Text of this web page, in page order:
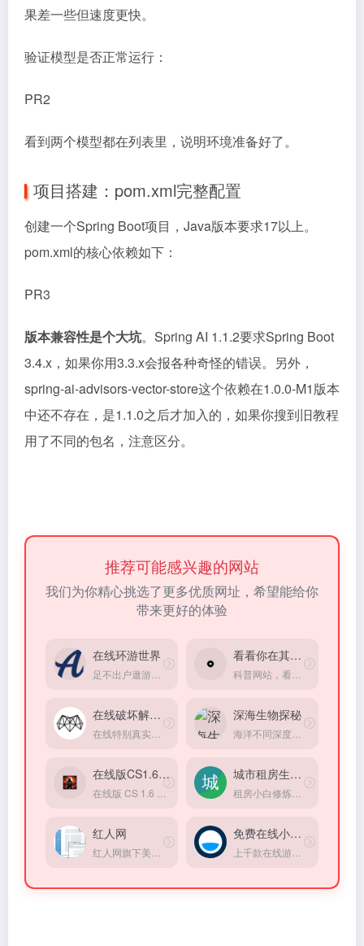
果差一些但速度更快。
验证模型是否正常运行：
PR2
看到两个模型都在列表里，说明环境准备好了。
项目搭建：pom.xml完整配置
创建一个Spring Boot项目，Java版本要求17以上。
pom.xml的核心依赖如下：
PR3
版本兼容性是个大坑。Spring AI 1.1.2要求Spring Boot
3.4.x，如果你用3.3.x会报各种奇怪的错误。另外，
spring-ai-advisors-vector-store这个依赖在1.0.0-M1版本
中还不存在，是1.1.0之后才加入的，如果你搜到旧教程
用了不同的包名，注意区分。
推荐可能感兴趣的网站
我们为你精心挑选了更多优质网址，希望能给你
带来更好的体验
在线环游世界 看看你在其它星球的岁数
在线破坏解压器 深海生物探秘
在线版CS1.6游戏 城市租房生存指南
红人网 免费在线小游戏